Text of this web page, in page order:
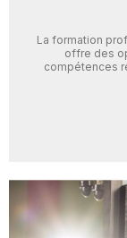
La formation
offre des
compétences